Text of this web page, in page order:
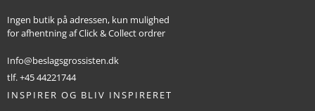
Ingen butik på adressen, kun mulighed
for afhentning af Click & Collect ordrer
Info@beslagsgrossisten.dk
tlf. +45 44221744
INSPIRER OG BLIV INSPIRERET